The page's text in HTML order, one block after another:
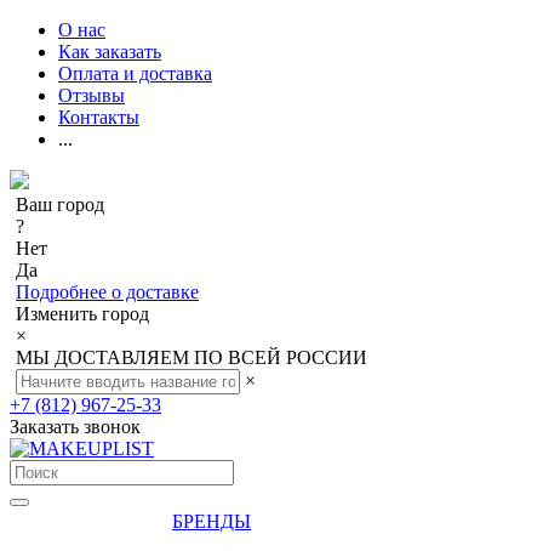
О нас
Как заказать
Оплата и доставка
Отзывы
Контакты
...
Ваш город
?
Нет
Да
Подробнее о доставке
Изменить город
×
МЫ ДОСТАВЛЯЕМ ПО ВСЕЙ РОССИИ
×
+7 (812) 967-25-33
Заказать звонок
БРЕНДЫ